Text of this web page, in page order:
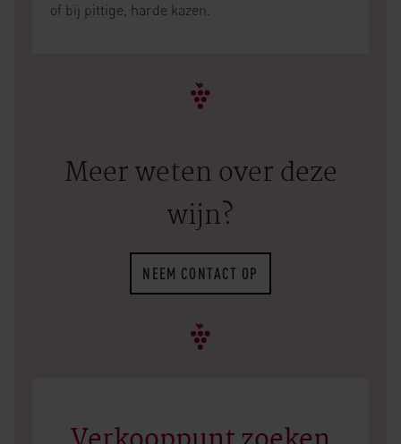
of bij pittige, harde kazen.
Meer weten over deze
wijn?
NEEM CONTACT OP